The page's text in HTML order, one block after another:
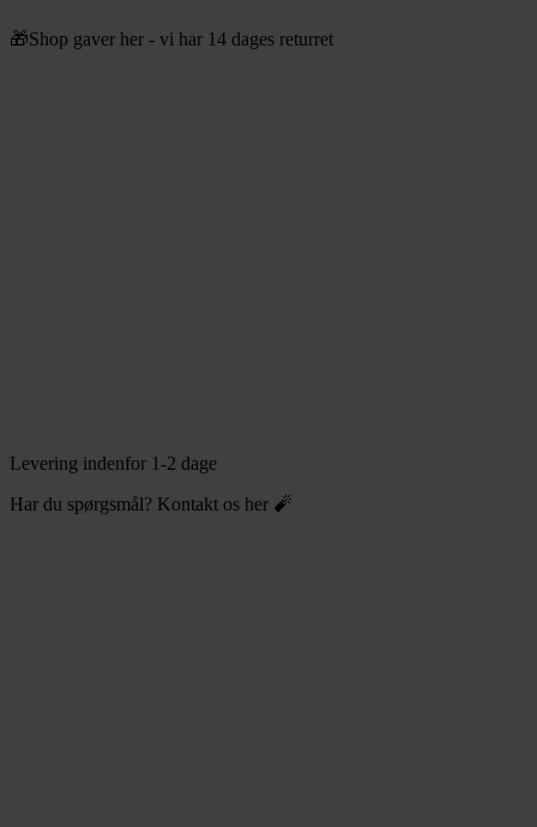
til
🎁Shop gaver her - vi har 14 dages returret
Levering indenfor 1-2 dage
Har du spørgsmål? Kontakt os her 🧨